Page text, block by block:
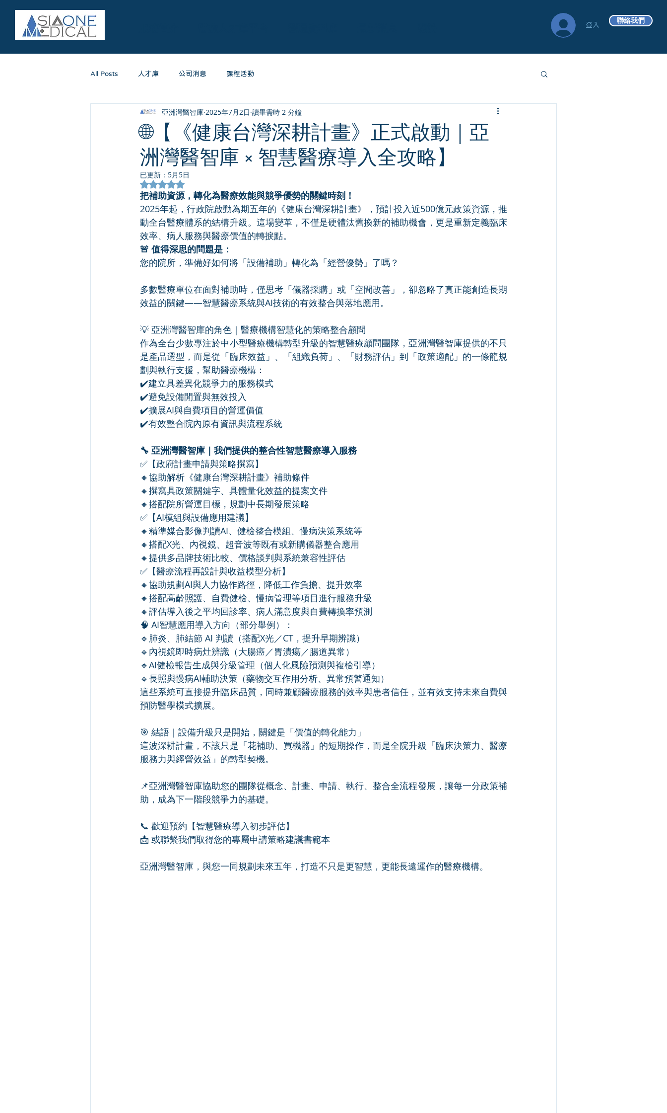
登入 聯絡我們
All Posts 人才庫 公司消息 課程活動
🌐【《健康台灣深耕計畫》正式啟動｜亞
洲灣醫智庫 × 智慧醫療導入全攻略】
亞洲灣醫智庫 2025年7月2日 讀畢需時 2 分鐘
已更新： 5月5日
評等為 NaN（最高為 5 顆星）。
把補助資源，轉化為醫療效能與競爭優勢的關鍵時刻！
2025年起，行政院啟動為期五年的《健康台灣深耕計畫》，預計投入近500億元政策資源，推
動全台醫療體系的結構升級。這場變革，不僅是硬體汰舊換新的補助機會，更是重新定義臨床
效率、病人服務與醫療價值的轉捩點。
🚨 值得深思的問題是：
您的院所，準備好如何將「設備補助」轉化為「經營優勢」了嗎？
多數醫療單位在面對補助時，僅思考「儀器採購」或「空間改善」，卻忽略了真正能創造長期
效益的關鍵——智慧醫療系統與AI技術的有效整合與落地應用。
💡 亞洲灣醫智庫的角色｜醫療機構智慧化的策略整合顧問
作為全台少數專注於中小型醫療機構轉型升級的智慧醫療顧問團隊，亞洲灣醫智庫提供的不只
是產品選型，而是從「臨床效益」、「組織負荷」、「財務評估」到「政策適配」的一條龍規
劃與執行支援，幫助醫療機構：
✔️建立具差異化競爭力的服務模式
✔️避免設備閒置與無效投入
✔️擴展AI與自費項目的營運價值
✔️有效整合院內原有資訊與流程系統
🔧 亞洲灣醫智庫｜我們提供的整合性智慧醫療導入服務
✅【政府計畫申請與策略撰寫】
🔸協助解析《健康台灣深耕計畫》補助條件
🔸撰寫具政策關鍵字、具體量化效益的提案文件
🔸搭配院所營運目標，規劃中長期發展策略
✅【AI模組與設備應用建議】
🔸精準媒合影像判讀AI、健檢整合模組、慢病決策系統等
🔸搭配X光、內視鏡、超音波等既有或新購儀器整合應用
🔸提供多品牌技術比較、價格談判與系統兼容性評估
✅【醫療流程再設計與收益模型分析】
🔸協助規劃AI與人力協作路徑，降低工作負擔、提升效率
🔸搭配高齡照護、自費健檢、慢病管理等項目進行服務升級
🔸評估導入後之平均回診率、病人滿意度與自費轉換率預測
🧠 AI智慧應用導入方向（部分舉例）：
🔹肺炎、肺結節 AI 判讀（搭配X光／CT，提升早期辨識）
🔹內視鏡即時病灶辨識（大腸癌／胃潰瘍／腸道異常）
🔹AI健檢報告生成與分級管理（個人化風險預測與複檢引導）
🔹長照與慢病AI輔助決策（藥物交互作用分析、異常預警通知）
這些系統可直接提升臨床品質，同時兼顧醫療服務的效率與患者信任，並有效支持未來自費與
預防醫學模式擴展。
🎯 結語｜設備升級只是開始，關鍵是「價值的轉化能力」
這波深耕計畫，不該只是「花補助、買機器」的短期操作，而是全院升級「臨床決策力、醫療
服務力與經營效益」的轉型契機。
📌亞洲灣醫智庫協助您的團隊從概念、計畫、申請、執行、整合全流程發展，讓每一分政策補
助，成為下一階段競爭力的基礎。
📞 歡迎預約【智慧醫療導入初步評估】
📩 或聯繫我們取得您的專屬申請策略建議書範本
亞洲灣醫智庫，與您一同規劃未來五年，打造不只是更智慧，更能長遠運作的醫療機構。